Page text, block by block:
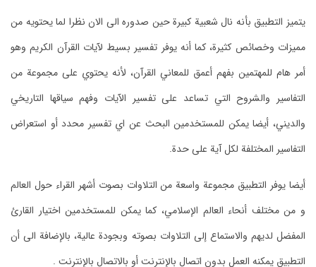
يتميز التطبيق بأنه نال شعبية كبيرة حين صدوره الى الان نظرا لما يحتويه من
مميزات وخصائص كثيرة، كما أنه يوفر تفسير بسيط لآيات القرآن الكريم وهو
أمر هام للمهتمين بفهم أعمق للمعاني القرآن، لأنه يحتوي على مجموعة من
التفاسير والشروح التي تساعد على تفسير الآيات وفهم سياقها التاريخي
والديني، أيضا يمكن للمستخدمين البحث عن اي تفسير محدد أو استعراض
التفاسير المختلفة لكل آية على حدة.
أيضا يوفر التطبيق مجموعة واسعة من التلاوات بصوت أشهر القراء حول العالم
و من مختلف أنحاء العالم الإسلامي، كما يمكن للمستخدمين اختيار القارئ
المفضل لديهم والاستماع إلى التلاوات بصوته وبجودة عالية، بالإضافة الى أن
التطبيق يمكنه العمل بدون اتصال بالإنترنت أو بالاتصال بالإنترنت .